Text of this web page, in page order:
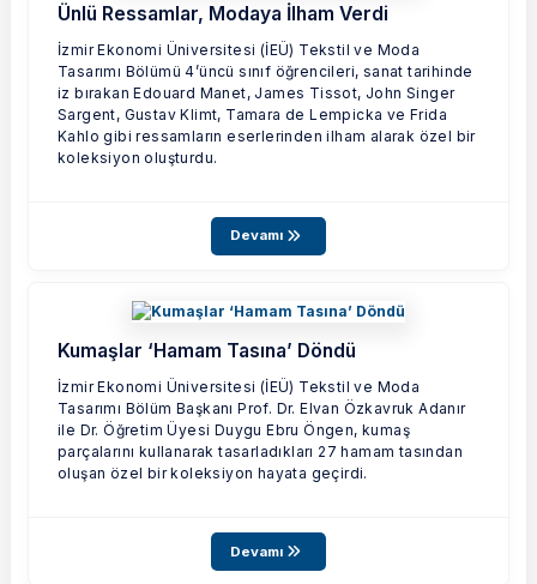
Ünlü Ressamlar, Modaya İlham Verdi
İzmir Ekonomi Üniversitesi (İEÜ) Tekstil ve Moda
Tasarımı Bölümü 4’üncü sınıf öğrencileri, sanat tarihinde
iz bırakan Edouard Manet, James Tissot, John Singer
Sargent, Gustav Klimt, Tamara de Lempicka ve Frida
Kahlo gibi ressamların eserlerinden ilham alarak özel bir
koleksiyon oluşturdu.
Devamı
Kumaşlar ‘Hamam Tasına’ Döndü
İzmir Ekonomi Üniversitesi (İEÜ) Tekstil ve Moda
Tasarımı Bölüm Başkanı Prof. Dr. Elvan Özkavruk Adanır
ile Dr. Öğretim Üyesi Duygu Ebru Öngen, kumaş
parçalarını kullanarak tasarladıkları 27 hamam tasından
oluşan özel bir koleksiyon hayata geçirdi.
Devamı